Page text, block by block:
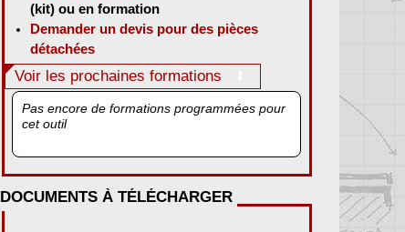
(kit) ou en formation
Demander un devis pour des pièces
détachées
Voir les prochaines formations
Pas encore de formations programmées pour
cet outil
DOCUMENTS À TÉLÉCHARGER